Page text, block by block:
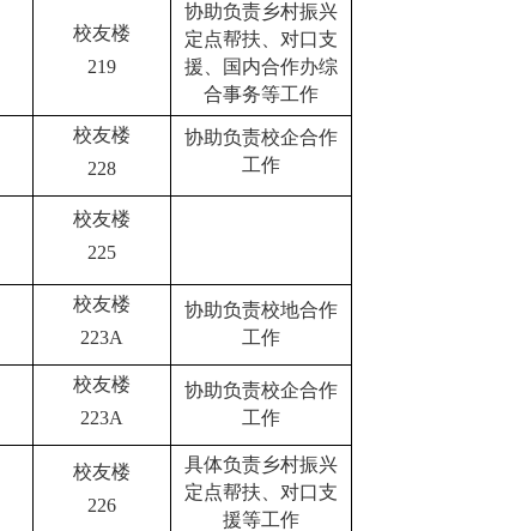
校友楼
219
协助负责乡村振兴
定点帮扶、对口支
援、国内合作办综
合事务等工作
校友楼
228
协助负责校企合作
工作
校友楼
225
校友楼
223A
协助负责校地合作
工作
校友楼
223A
协助负责校企合作
工作
校友楼
226
具体负责乡村振兴
定点帮扶、对口支
援等工作